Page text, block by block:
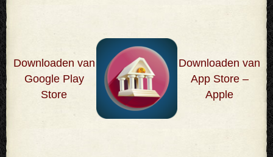
Downloaden van
Google Play
Store
Downloaden van
App Store –
Apple